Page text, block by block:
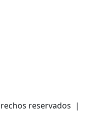
reservados |